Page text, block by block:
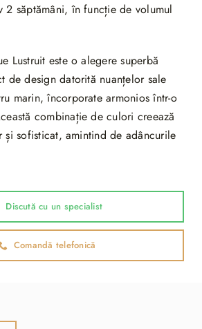
2 săptămâni, în funcție de volumul
Lustruit este o alegere superbă
de design datorită nuanțelor sale
marin, încorporate armonios într-o
combinație de culori creează
și sofisticat, amintind de adâncurile
Discută cu un specialist
Comandă telefonică